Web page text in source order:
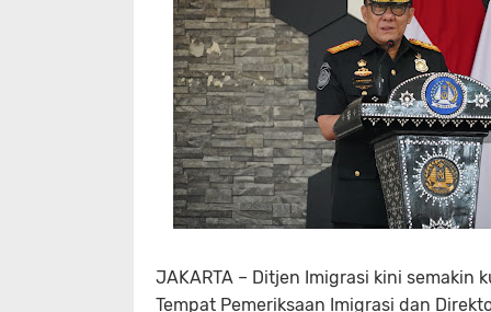
JAKARTA – Ditjen Imigrasi kini
Tempat Pemeriksaan Imigrasi dan